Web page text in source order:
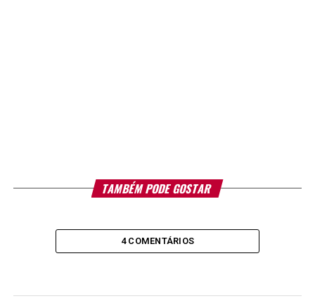
TAMBÉM PODE GOSTAR
4 COMENTÁRIOS